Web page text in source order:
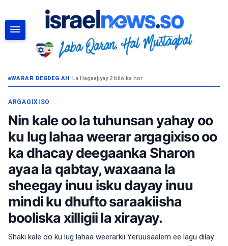
WARAR DEGDEG AH•La Hagaajiyay 2 bilo ka hor
ARGAGIXISO
Nin kale oo la tuhunsan yahay oo
ku lug lahaa weerar argagixiso oo
ka dhacay deegaanka Sharon
ayaa la qabtay, waxaana la
sheegay inuu isku dayay inuu
mindi ku dhufto saraakiisha
booliska xilligii la xirayay.
Shaki kale oo ku lug lahaa weerarkii Yeruusaalem ee lagu dilay